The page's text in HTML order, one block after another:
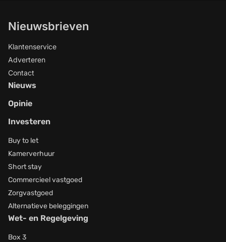
Nieuwsbrieven
Klantenservice
Adverteren
Contact
Nieuws
Opinie
Investeren
Buy to let
Kamerverhuur
Short stay
Commercieel vastgoed
Zorgvastgoed
Alternatieve beleggingen
Wet- en Regelgeving
Box 3